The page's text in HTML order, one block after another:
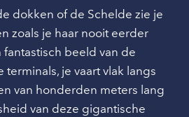
dokken of de Schelde zie je
zoals je haar nooit eerder
fantastisch beeld van de
je vaart vlak langs
van honderden meters lang
van deze gigantische